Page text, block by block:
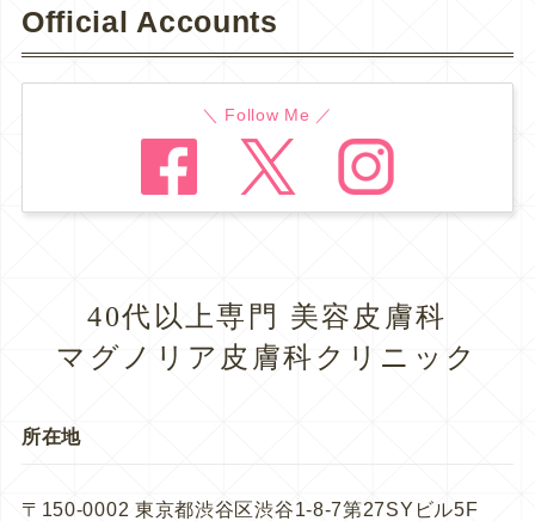
Official Accounts
＼ Follow Me ／
40代以上専門 美容皮膚科
マグノリア皮膚科クリニック
所在地
〒150-0002 東京都渋谷区渋谷1-8-7第27SYビル5F